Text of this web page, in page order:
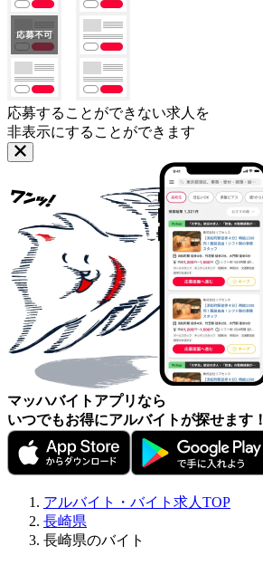
応募することができない求人を
非表示にすることができます
マッハバイトアプリなら
いつでもお得にアルバイトが探せます！
アルバイト・バイト求人TOP
長崎県
長崎県のバイト